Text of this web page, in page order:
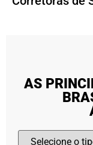
AS